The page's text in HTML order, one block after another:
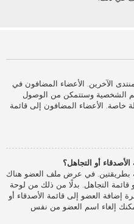
الآخرين. الأعضاء المضافون في
الشخصية وستتمكن من الوصول
خاصة. الأعضاء المضافون إلى قائمة
أو التجاهل؟
بطريقتين. في عرض ملف العضو هناك
قائمة التجاهل. بدلًا من ذلك من لوحة
إضافة العضو إلى قائمة الأصدقاء أو
إلغاء اسم العضو من نفس